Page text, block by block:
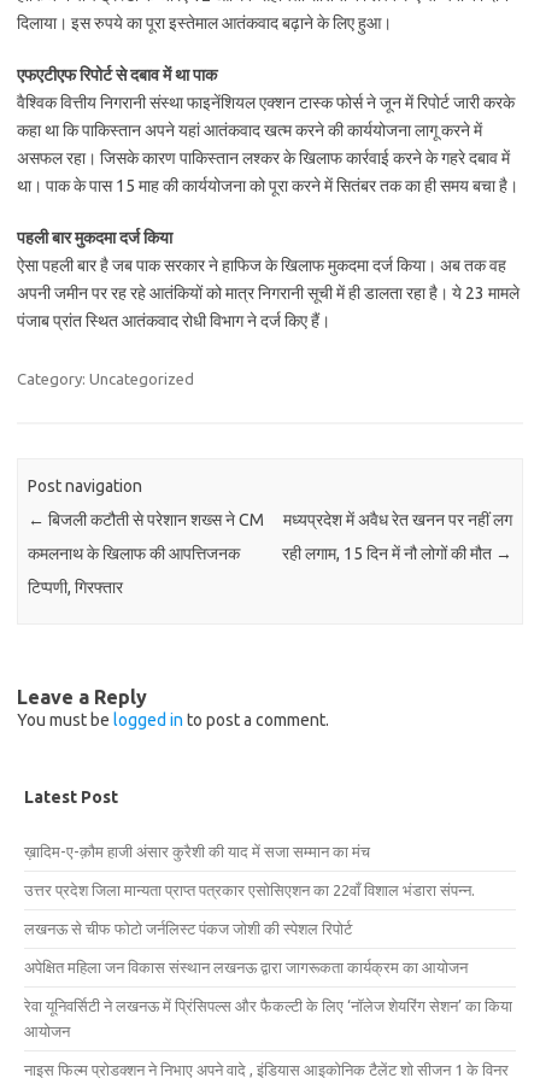
दिलाया। इस रुपये का पूरा इस्तेमाल आतंकवाद बढ़ाने के लिए हुआ।
एफएटीएफ रिपोर्ट से दबाव में था पाक
वैश्विक वित्तीय निगरानी संस्था फाइनेंशियल एक्शन टास्क फोर्स ने जून में रिपोर्ट जारी करके
कहा था कि पाकिस्तान अपने यहां आतंकवाद खत्म करने की कार्ययोजना लागू करने में
असफल रहा। जिसके कारण पाकिस्तान लश्कर के खिलाफ कार्रवाई करने के गहरे दबाव में
था। पाक के पास 15 माह की कार्ययोजना को पूरा करने में सितंबर तक का ही समय बचा है।
पहली बार मुकदमा दर्ज किया
ऐसा पहली बार है जब पाक सरकार ने हाफिज के खिलाफ मुकदमा दर्ज किया। अब तक वह
अपनी जमीन पर रह रहे आतंकियों को मात्र निगरानी सूची में ही डालता रहा है। ये 23 मामले
पंजाब प्रांत स्थित आतंकवाद रोधी विभाग ने दर्ज किए हैं।
Category: Uncategorized
Post navigation
← बिजली कटौती से परेशान शख्स ने CM
कमलनाथ के खिलाफ की आपत्तिजनक
टिप्पणी, गिरफ्तार
मध्यप्रदेश में अवैध रेत खनन पर नहीं लग
रही लगाम, 15 दिन में नौ लोगों की मौत →
Leave a Reply
You must be logged in to post a comment.
Latest Post
ख़ादिम-ए-क़ौम हाजी अंसार कुरैशी की याद में सजा सम्मान का मंच
उत्तर प्रदेश जिला मान्यता प्राप्त पत्रकार एसोसिएशन का 22वाँ विशाल भंडारा संपन्न.
लखनऊ से चीफ फोटो जर्नलिस्ट पंकज जोशी की स्पेशल रिपोर्ट
अपेक्षित महिला जन विकास संस्थान लखनऊ द्वारा जागरूकता कार्यक्रम का आयोजन
रेवा यूनिवर्सिटी ने लखनऊ में प्रिंसिपल्स और फैकल्टी के लिए ‘नॉलेज शेयरिंग सेशन’ का किया
आयोजन
नाइस फिल्म प्रोडक्शन ने निभाए अपने वादे , इंडियास आइकोनिक टैलेंट शो सीजन 1 के विनर